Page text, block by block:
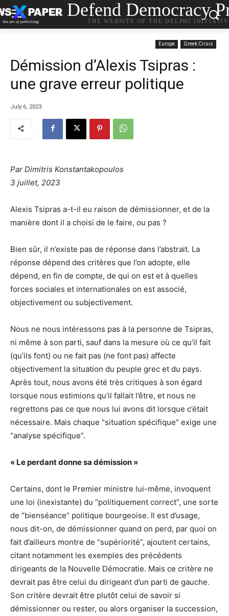
Defend Democracy
THE WEBSITE OF THE DELPHI
Europe Greek Crisis
Démission d’Alexis Tsipras :
une grave erreur politique
July 6, 2023
Par Dimitris Konstantakopoulos
3 juillet, 2023
Alexis Tsipras a-t-il eu raison de démissionner, et de la
manière dont il a choisi de le faire, ou pas ?
Bien sûr, il n’existe pas de réponse dans l’abstrait. La
réponse dépend des critères que l’on adopte, elle
dépend, en fin de compte, de qui on est et à quelles
forces sociales et internationales on est associé,
objectivement ou subjectivement.
Nous ne nous intéressons pas à la personne de Tsipras,
ni même à son parti, sauf dans la mesure où ce qu’il fait
(qu’ils font) ou ne fait pas (ne font pas) affecte
objectivement la situation du peuple grec et du pays.
Après tout, nous avons été très critiques à son égard
lorsque nous estimions qu’il fallait l’être, et nous ne
regrettons pas ce que nous lui avons dit lorsque c’était
nécessaire. Mais chaque “situation spécifique” exige une
“analyse spécifique”.
« Le perdant donne sa démission »
Certains, dont le Premier ministre lui-même, invoquent
une loi (inexistante) du “politiquement correct”, une sorte
de “bienséance” politique bourgeoise. Il est d’usage,
nous dit-on, de démissionner quand on perd, par quoi on
fait d’ailleurs montre de “supériorité”, ajoutent certains,
citant notamment les exemples des précédents
dirigeants de la Nouvelle Démocratie. Mais ce critère ne
devrait pas être celui du dirigeant d’un parti de gauche.
Son critère devrait être plutôt celui de savoir si
démissionner ou rester, ou alors organiser la succession,